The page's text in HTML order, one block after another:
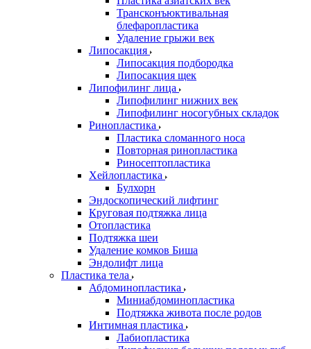
Трансконъюктивальная
блефаропластика
Удаление грыжи век
Липосакция
Липосакция подбородка
Липосакция щек
Липофилинг лица
Липофилинг нижних век
Липофилинг носогубных складок
Ринопластика
Пластика сломанного носа
Повторная ринопластика
Риносептопластика
Хейлопластика
Булхорн
Эндоскопический лифтинг
Круговая подтяжка лица
Отопластика
Подтяжка шеи
Удаление комков Биша
Эндолифт лица
Пластика тела
Абдоминопластика
Миниабдоминопластика
Подтяжка живота после родов
Интимная пластика
Лабиопластика